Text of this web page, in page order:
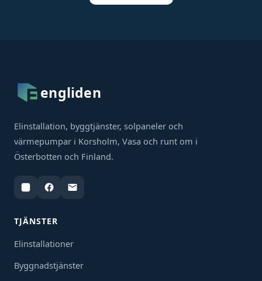
engliden
Elinstallation, byggtjänster, solpaneler och
värmepumpar i Korsholm, Vasa och runt om i
Österbotten och Finland.
TJÄNSTER
Elinstallationer
Byggnadstjänster